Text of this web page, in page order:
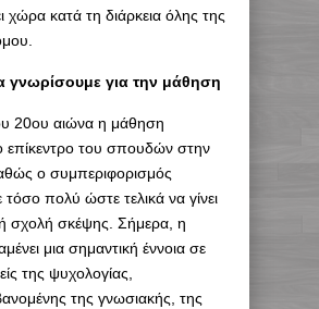
χώρα κατά τη διάρκεια όλης της
γνωρίσουμε για την μάθηση
20ου αιώνα η μάθηση
επίκεντρο του σπουδών στην
ο συμπεριφορισμός
πολύ ώστε τελικά να γίνει
σχολή σκέψης. Σήμερα, η
μια σημαντική έννοια σε
της ψυχολογίας,
της γνωσιακής, της